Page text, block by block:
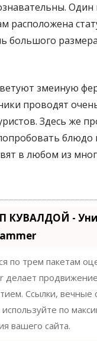
Один
расположена
большого
змеиную
проводят
Здесь же
блюдо
в любом из
КУВАЛДОЙ -
по трем пакетам
делает
Ссылки, вечные
по
вашего сайта.